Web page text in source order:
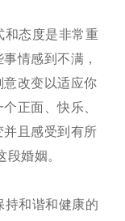
态度是非常重
情感到不满，
改变以适应你
正面、快乐、
并且感受到有所
婚姻。
和谐和健康的